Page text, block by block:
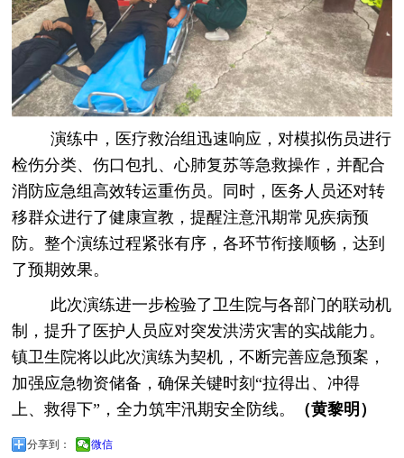
演练中，医疗救治组迅速响应，对模拟伤员进行
检伤分类、伤口包扎、心肺复苏等急救操作，并配合
消防应急组高效转运重伤员。同时，医务人员还对转
移群众进行了健康宣教，提醒注意汛期常见疾病预
防。整个演练过程紧张有序，各环节衔接顺畅，达到
了预期效果。
此次演练进一步检验了卫生院与各部门的联动机
制，提升了医护人员应对突发洪涝灾害的实战能力。
镇卫生院将以此次演练为契机，不断完善应急预案，
加强应急物资储备，确保关键时刻“拉得出、冲得
上、救得下”，全力筑牢汛期安全防线。
（黄黎明）
分享到： 微信